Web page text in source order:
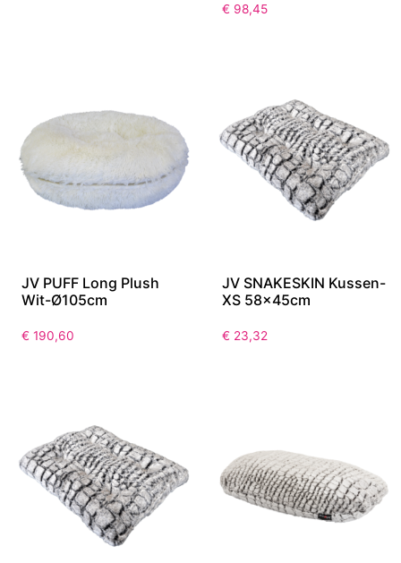
€ 98,45
JV PUFF Long Plush
Wit-Ø105cm
€ 190,60
JV SNAKESKIN Kussen-
XS 58x45cm
€ 23,32